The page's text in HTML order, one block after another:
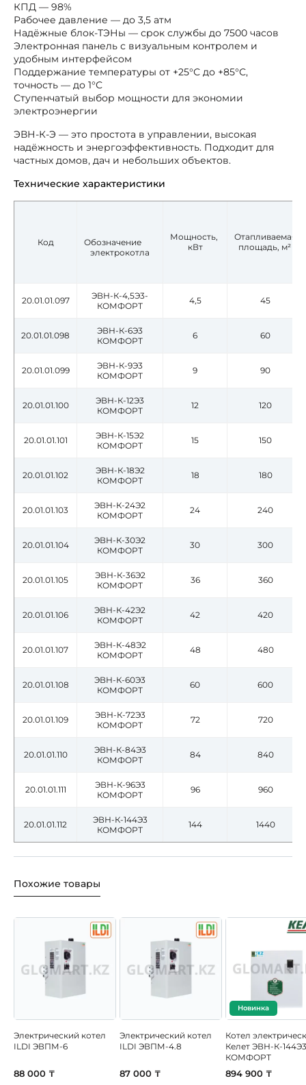
КПД — 98%
Рабочее давление — до 3,5 атм
Надёжные блок-ТЭНы — срок службы до 7500 часов
Электронная панель с визуальным контролем и
удобным интерфейсом
Поддержание температуры от +25°С до +85°С,
точность — до 1°С
Ступенчатый выбор мощности для экономии
электроэнергии
ЭВН-К-Э — это простота в управлении, высокая
надёжность и энергоэффективность. Подходит для
частных домов, дач и небольших объектов.
Технические характеристики
Код
Обозначение
электрокотла
Мощность,
кВт
Отапливаемая
площадь, м²
20.01.01.097
ЭВН-К-4,5Э3-
КОМФОРТ
4,5 45
20.01.01.098
ЭВН-К-6Э3
КОМФОРТ
6 60
20.01.01.099
ЭВН-К-9Э3
КОМФОРТ
9 90
20.01.01.100
ЭВН-К-12Э3
КОМФОРТ
12 120
20.01.01.101
ЭВН-К-15Э2
КОМФОРТ
15 150
20.01.01.102
ЭВН-К-18Э2
КОМФОРТ
18 180
20.01.01.103
ЭВН-К-24Э2
КОМФОРТ
24 240
20.01.01.104
ЭВН-К-30Э2
КОМФОРТ
30 300
20.01.01.105
ЭВН-К-36Э2
КОМФОРТ
36 360
20.01.01.106
ЭВН-К-42Э2
КОМФОРТ
42 420
20.01.01.107
ЭВН-К-48Э2
КОМФОРТ
48 480
20.01.01.108
ЭВН-К-60Э3
КОМФОРТ
60 600
20.01.01.109
ЭВН-К-72Э3
КОМФОРТ
72 720
20.01.01.110
ЭВН-К-84Э3
КОМФОРТ
84 840
20.01.01.111
ЭВН-К-96Э3
КОМФОРТ
96 960
20.01.01.112
ЭВН-К-144Э3
КОМФОРТ
144 1440
Похожие товары
Электрический котел
ILDI ЭВПМ-6
88 000 ₸
Электрический котел
ILDI ЭВПМ-4.8
87 000 ₸
Новинка
Котел
Келет ЭВН-К-144Э3
КОМФОРТ
894 900 ₸